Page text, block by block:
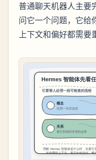
普通聊天机器人主要
问它一个问题，它给
上下文和偏好都需要